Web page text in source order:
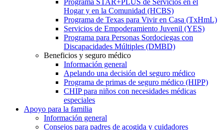
Hogar y en la Comunidad (HCBS)
Programa de Texas para Vivir en Casa (TxHmL)
Servicios de Empoderamiento Juvenil (YES)
Programa para Personas Sordociegas con
Discapacidades Múltiples (DMBD)
Beneficios y seguro médico
Información general
Apelando una decisión del seguro médico
Programa de primas de seguro médico (HIPP)
CHIP para niños con necesidades médicas
especiales
Apoyo para la familia
Información general
Consejos para padres de acogida y cuidadores